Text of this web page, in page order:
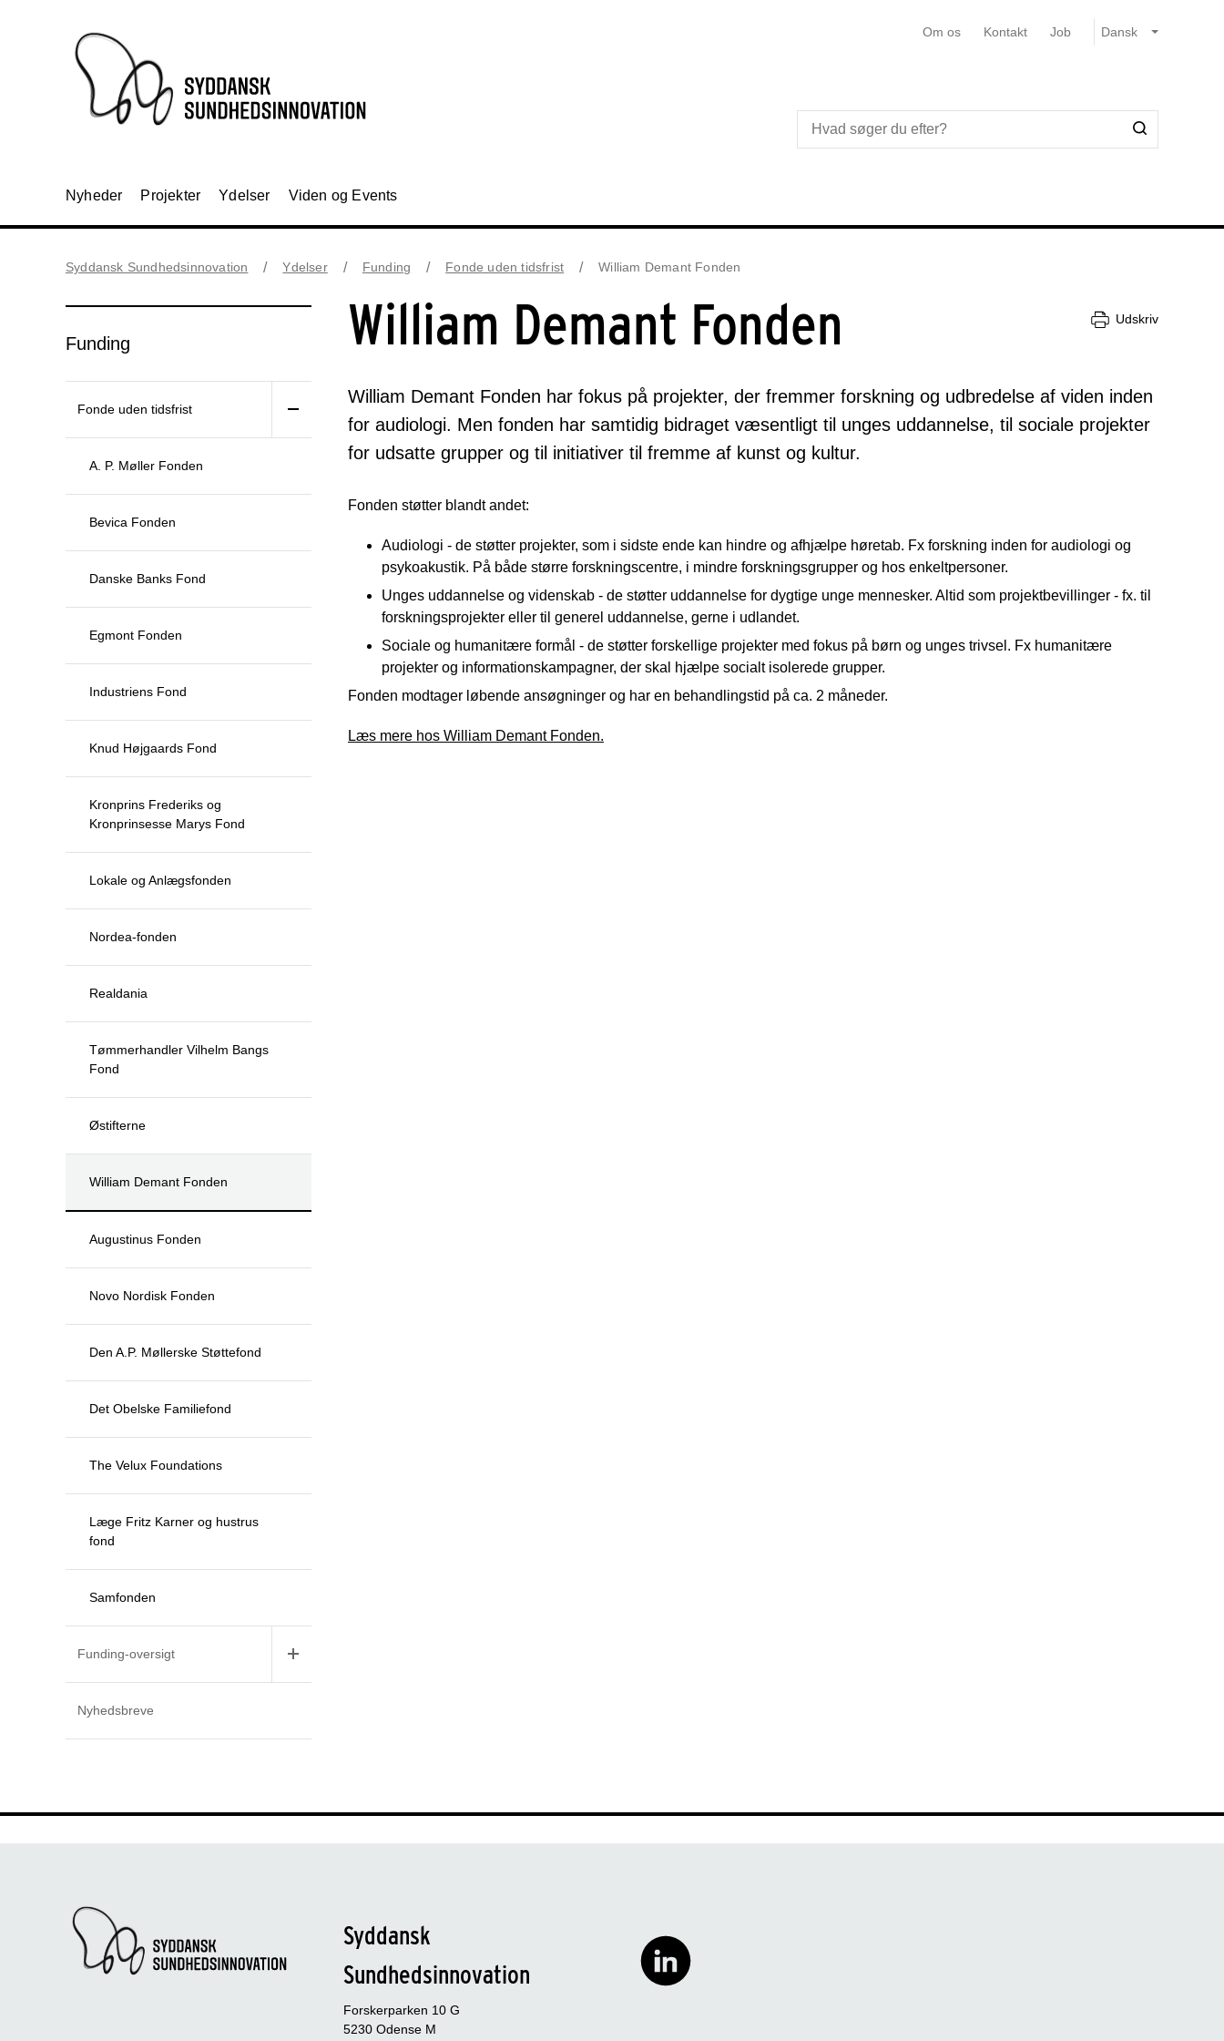
Om os Kontakt Job
Nyheder Projekter Ydelser Viden og Events
Syddansk Sundhedsinnovation Ydelser Funding Fonde uden tidsfrist William Demant Fonden
Funding
Fonde uden tidsfrist
A. P. Møller Fonden
Bevica Fonden
Danske Banks Fond
Egmont Fonden
Industriens Fond
Knud Højgaards Fond
Kronprins Frederiks og
Kronprinsesse Marys Fond
Lokale og Anlægsfonden
Nordea-fonden
Realdania
Tømmerhandler Vilhelm Bangs
Fond
Østifterne
William Demant Fonden
Augustinus Fonden
Novo Nordisk Fonden
Den A.P. Møllerske Støttefond
Det Obelske Familiefond
The Velux Foundations
Læge Fritz Karner og hustrus
fond
Samfonden
Funding-oversigt
Nyhedsbreve
William Demant Fonden Udskriv
William Demant Fonden har fokus på projekter, der fremmer forskning og udbredelse af viden inden
for audiologi. Men fonden har samtidig bidraget væsentligt til unges uddannelse, til sociale projekter
for udsatte grupper og til initiativer til fremme af kunst og kultur.
Fonden støtter blandt andet:
Audiologi - de støtter projekter, som i sidste ende kan hindre og afhjælpe høretab. Fx forskning inden for audiologi og
psykoakustik. På både større forskningscentre, i mindre forskningsgrupper og hos enkeltpersoner.
Unges uddannelse og videnskab - de støtter uddannelse for dygtige unge mennesker. Altid som projektbevillinger - fx. til
forskningsprojekter eller til generel uddannelse, gerne i udlandet.
Sociale og humanitære formål - de støtter forskellige projekter med fokus på børn og unges trivsel. Fx humanitære
projekter og informationskampagner, der skal hjælpe socialt isolerede grupper.
Fonden modtager løbende ansøgninger og har en behandlingstid på ca. 2 måneder.
Læs mere hos William Demant Fonden.
Syddansk
Sundhedsinnovation
Forskerparken 10 G
5230 Odense M